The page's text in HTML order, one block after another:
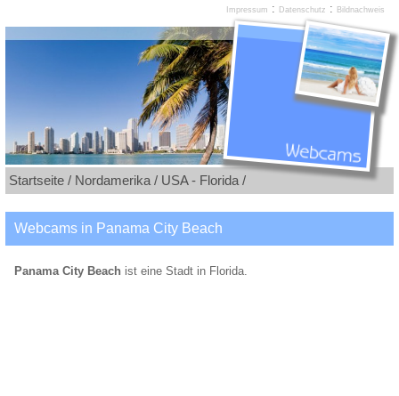
Startseite / Nordamerika / USA - Florida /
Webcams in Panama City Beach
Panama City Beach ist eine Stadt in Florida.
Impressum : Datenschutz : Bildnachweis